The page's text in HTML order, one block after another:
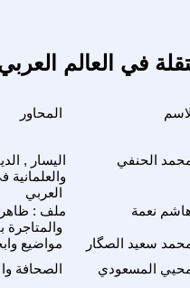
في العالم
اليسار ,
العربي
الحنفي
ملف :
والمتاجرة
نعمة
مواضيع سعيد الصگار
الصحافة
المسعودي